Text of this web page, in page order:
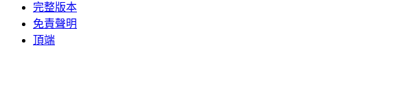
完整版本
免責聲明
頂端